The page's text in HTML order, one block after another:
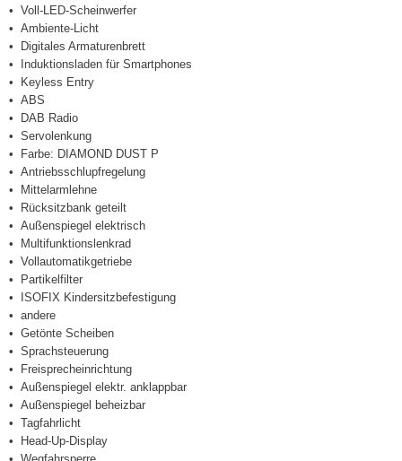
Voll-LED-Scheinwerfer
Ambiente-Licht
Digitales Armaturenbrett
Induktionsladen für Smartphones
Keyless Entry
ABS
DAB Radio
Servolenkung
Farbe: DIAMOND DUST P
Antriebsschlupfregelung
Mittelarmlehne
Rücksitzbank geteilt
Außenspiegel elektrisch
Multifunktionslenkrad
Vollautomatikgetriebe
Partikelfilter
ISOFIX Kindersitzbefestigung
andere
Getönte Scheiben
Sprachsteuerung
Freisprecheinrichtung
Außenspiegel elektr. anklappbar
Außenspiegel beheizbar
Tagfahrlicht
Head-Up-Display